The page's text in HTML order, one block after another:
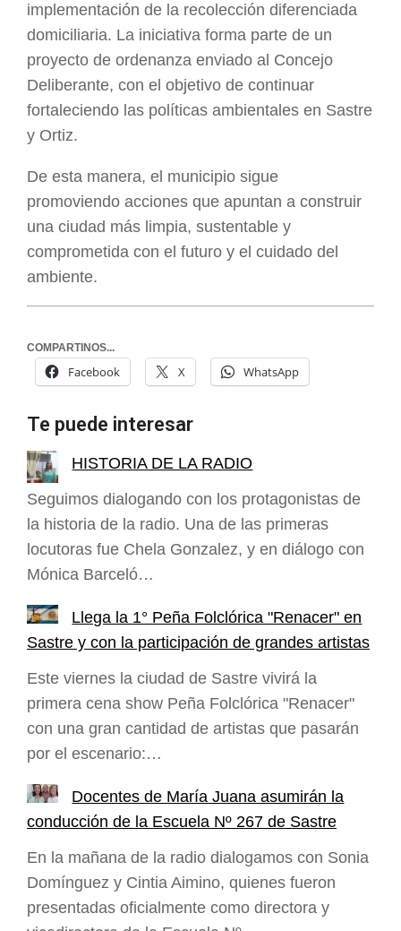
implementación de la recolección diferenciada
domiciliaria. La iniciativa forma parte de un
proyecto de ordenanza enviado al Concejo
Deliberante, con el objetivo de continuar
fortaleciendo las políticas ambientales en Sastre
y Ortiz.
De esta manera, el municipio sigue
promoviendo acciones que apuntan a construir
una ciudad más limpia, sustentable y
comprometida con el futuro y el cuidado del
ambiente.
COMPARTINOS...
Facebook X WhatsApp
Te puede interesar
HISTORIA DE LA RADIO
Seguimos dialogando con los protagonistas de
la historia de la radio. Una de las primeras
locutoras fue Chela Gonzalez, y en diálogo con
Mónica Barceló…
Llega la 1° Peña Folclórica "Renacer" en
Sastre y con la participación de grandes artistas
Este viernes la ciudad de Sastre vivirá la
primera cena show Peña Folclórica "Renacer"
con una gran cantidad de artistas que pasarán
por el escenario:…
Docentes de María Juana asumirán la
conducción de la Escuela Nº 267 de Sastre
En la mañana de la radio dialogamos con Sonia
Domínguez y Cintia Aimino, quienes fueron
presentadas oficialmente como directora y